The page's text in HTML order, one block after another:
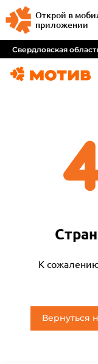
Открой в
приложении
Свердловская
К
Вернуться